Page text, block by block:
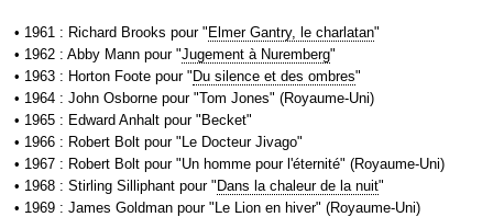
• 1961 : Richard Brooks pour " Elmer Gantry, le charlatan"
• 1962 : Abby Mann pour "Jugement à Nuremberg"
• 1963 : Horton Foote pour " Du silence et des ombres"
• 1964 : John Osborne pour "Tom Jones" (Royaume-Uni)
• 1965 : Edward Anhalt pour "Becket"
• 1966 : Robert Bolt pour "Le Docteur Jivago"
• 1967 : Robert Bolt pour "Un homme pour l'éternité" (Royaume-Uni)
• 1968 : Stirling Silliphant pour " Dans la chaleur de la nuit"
• 1969 : James Goldman pour "Le Lion en hiver" (Royaume-Uni)